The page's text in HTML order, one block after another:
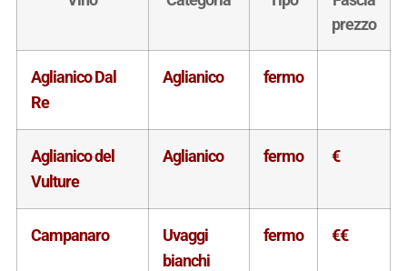
prezzo
Aglianico Dal
Re
Aglianico fermo
Aglianico del
Vulture
Aglianico fermo €
Campanaro
Uvaggi
bianchi
fermo €€